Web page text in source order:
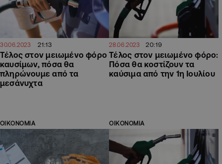
30.06.2023 21:13
Τέλος στον μειωμένο φόρο
καυσίμων, πόσα θα
πληρώνουμε από τα
μεσάνυχτα
28.06.2023 20:19
Τέλος στον μειωμένο φόρο:
Πόσα θα κοστίζουν τα
καύσιμα από την 1η Ιουλίου
ΟΙΚΟΝΟΜΙΑ ΟΙΚΟΝΟΜΙΑ